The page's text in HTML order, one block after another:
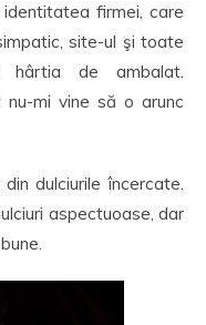
firmei, care
site-ul şi toate
hârtia de ambalat.
mi vine să o arunc
dulciurile încercate.
aspectuoase, dar